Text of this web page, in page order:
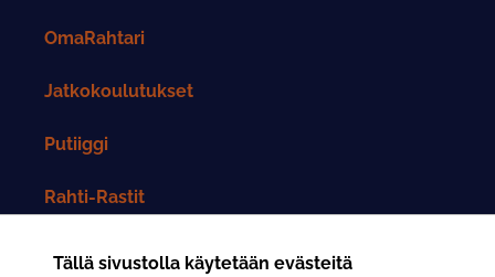
Tällä sivustolla käytetään evästeitä
OmaRahtari
Jatkokoulutukset
Putiiggi
Rahti-Rastit
Rahtarit-lehti